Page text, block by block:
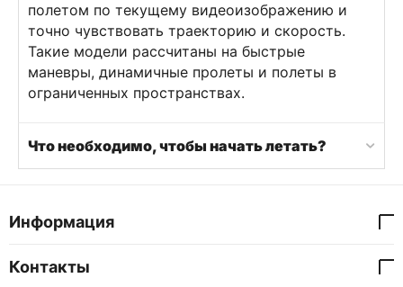
полетом по текущему видеоизображению и
точно чувствовать траекторию и скорость.
Такие модели рассчитаны на быстрые
маневры, динамичные пролеты и полеты в
ограниченных пространствах.
Что необходимо, чтобы начать летать?
Информация
Контакты